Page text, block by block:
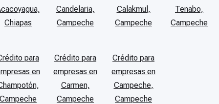
Chiapas
Candelaria,
Campeche
Calakmul,
Campeche
Tenabo,
Campeche
para
en
Campeche
Crédito para
empresas en
Carmen,
Campeche
Crédito para
empresas en
Campeche,
Campeche